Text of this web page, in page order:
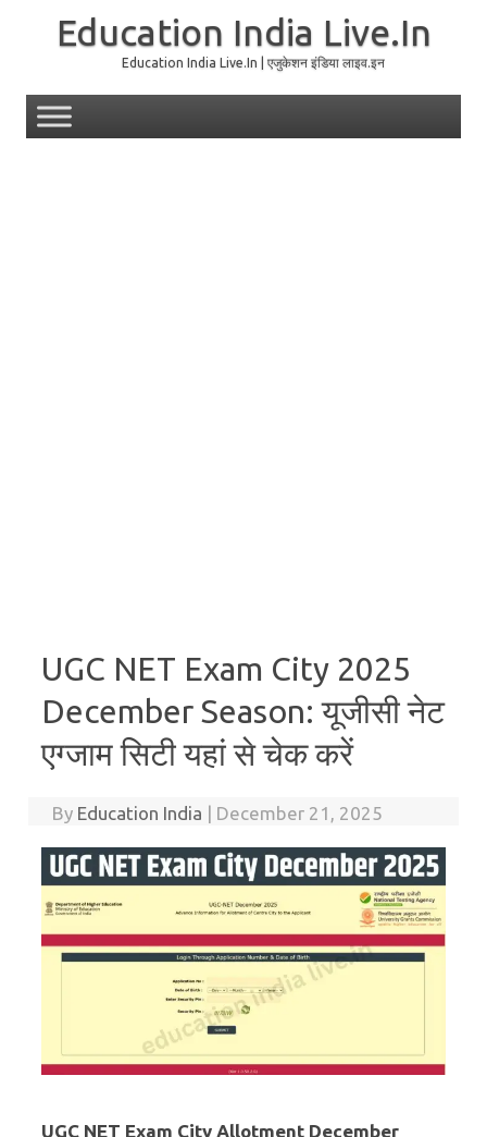
Education India Live.In
Education India Live.In | एजुकेशन इंडिया लाइव.इन
UGC NET Exam City 2025
December Season: यूजीसी नेट
एग्जाम सिटी यहां से चेक करें
By Education India | December 21, 2025
UGC NET Exam City Allotment December